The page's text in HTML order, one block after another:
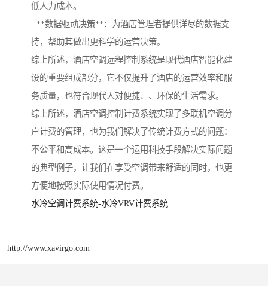
低人力成本。
- **数据驱动决策**：为酒店管理者提供详尽的数据支
持，帮助其做出更科学的运营决策。
综上所述，酒店空调远程控制系统是现代酒店智能化建
设的重要组成部分，它不仅提升了酒店的运营效率和服
务质量，也符合现代人对便捷、、环保的生活需求。
综上所述，酒店空调控制计费系统实现了多联机空调分
户计费的管理，也为我们解决了传统计费方式的问题：
不公平和高成本。这是一个运用科技手段解决实际问题
的典型例子，让我们在享受空调带来舒适的同时，也更
方便地按照实际使用情况付费。
水冷空调计费系统-水冷VRV计费系统
http://www.xavirgo.com